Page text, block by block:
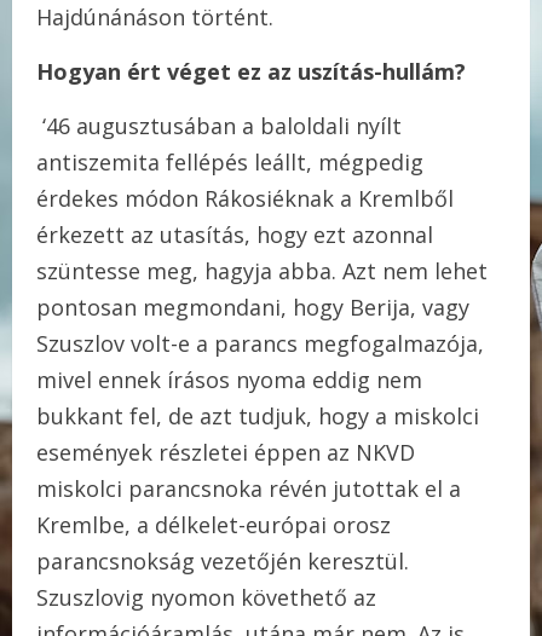
Hajdúnánáson történt.
Hogyan ért véget ez az uszítás-hullám?
‘46 augusztusában a baloldali nyílt
antiszemita fellépés leállt, mégpedig
érdekes módon Rákosiéknak a Kremlből
érkezett az utasítás, hogy ezt azonnal
szüntesse meg, hagyja abba. Azt nem lehet
pontosan megmondani, hogy Berija, vagy
Szuszlov volt-e a parancs megfogalmazója,
mivel ennek írásos nyoma eddig nem
bukkant fel, de azt tudjuk, hogy a miskolci
események részletei éppen az NKVD
miskolci parancsnoka révén jutottak el a
Kremlbe, a délkelet-európai orosz
parancsnokság vezetőjén keresztül.
Szuszlovig nyomon követhető az